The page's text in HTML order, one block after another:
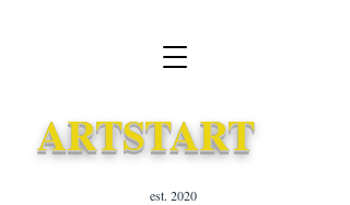
ARTSTART
est. 2020 ​